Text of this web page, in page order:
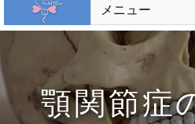
メニュー
顎関節症